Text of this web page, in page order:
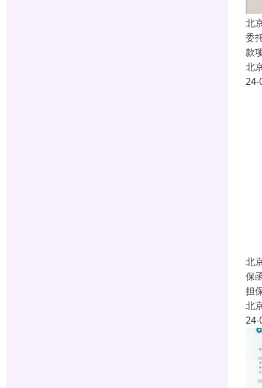
北
委
款
北
24-
北
保
担
北
24-